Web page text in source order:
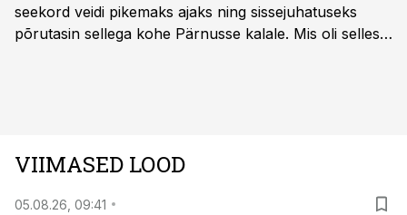
seekord veidi pikemaks ajaks ning sissejuhatuseks
põrutasin sellega kohe Pärnusse kalale. Mis oli selles
VIIMASED LOOD
05.08.26, 09:41